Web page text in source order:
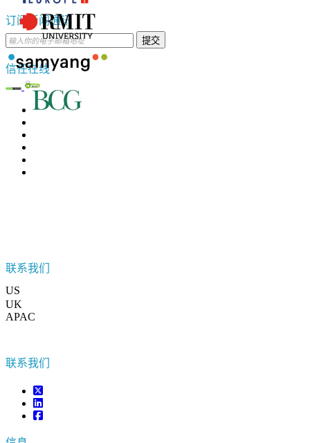
订阅新闻通讯
提交
信任在线
联系我们
US
UK
APAC
联系我们